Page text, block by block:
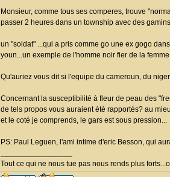
Monsieur, comme tous ses comperes, trouve
passer 2 heures dans un township avec des
un "soldat" ...qui a pris comme go une ex gogo
youn...un exemple de l'homme noir fier de la
Qu'auriez vous dit si l'equipe du cameroun, du
Concernant la susceptibilité à fleur de peau des
de tels propos vous auraient été rapportés? au
et le coté je comprends, le gars est sous pression...
PS: Paul Leguen, l'ami intime d'eric Besson, qui
Tout ce qui ne nous tue pas nous rends plus